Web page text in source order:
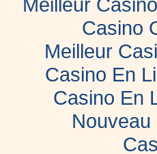
Meilleur
Casino
Meilleur
Casino En
Casino En